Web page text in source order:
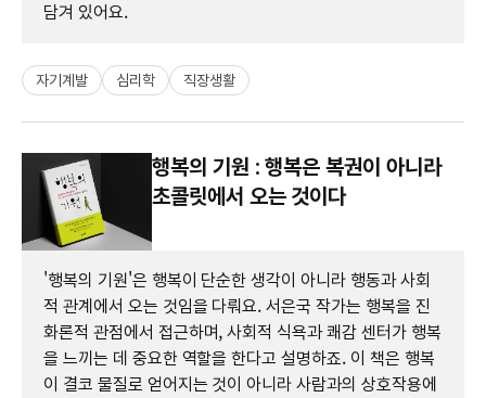
담겨 있어요.
자기계발 심리학 직장생활
행복의 기원 : 행복은 복권이 아니라
초콜릿에서 오는 것이다
'행복의 기원'은 행복이 단순한 생각이 아니라 행동과 사회
적 관계에서 오는 것임을 다뤄요. 서은국 작가는 행복을 진
화론적 관점에서 접근하며, 사회적 식욕과 쾌감 센터가 행복
을 느끼는 데 중요한 역할을 한다고 설명하죠. 이 책은 행복
이 결코 물질로 얻어지는 것이 아니라 사람과의 상호작용에